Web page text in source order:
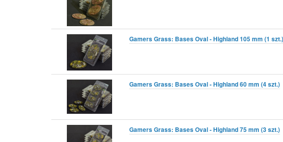
Gamers Grass: Bases Oval - Highland 105 mm (1 szt.)
Gamers Grass: Bases Oval - Highland 60 mm (4 szt.)
Gamers Grass: Bases Oval - Highland 75 mm (3 szt.)